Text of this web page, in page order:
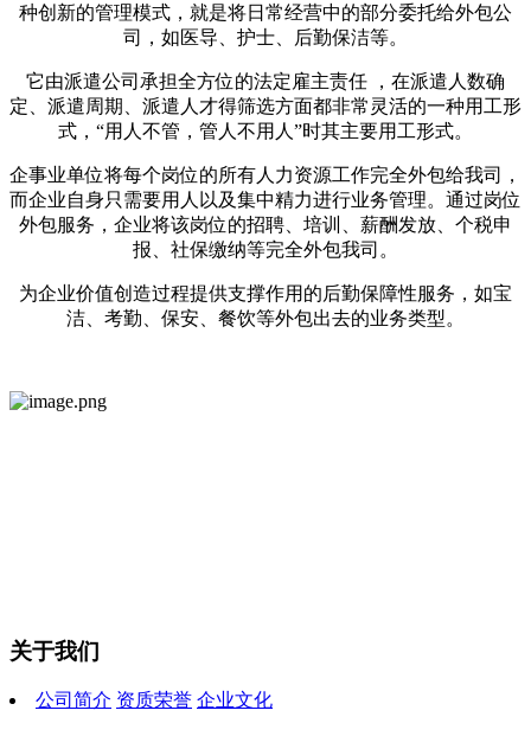
种创新的管理模式，就是将日常经营中的部分委托给外包公
司，如医导、护士、后勤保洁等。
它由派遣公司承担全方位的法定雇主责任 ，在派遣人数确
定、派遣周期、派遣人才得筛选方面都非常灵活的一种用工形
式，“用人不管，管人不用人”时其主要用工形式。
企事业单位将每个岗位的所有人力资源工作完全外包给我司，
而企业自身只需要用人以及集中精力进行业务管理。通过岗位
外包服务，企业将该岗位的招聘、培训、薪酬发放、个税申
报、社保缴纳等完全外包我司。
为企业价值创造过程提供支撑作用的后勤保障性服务，如宝
洁、考勤、保安、餐饮等外包出去的业务类型。
关于我们
公司简介 资质荣誉 企业文化